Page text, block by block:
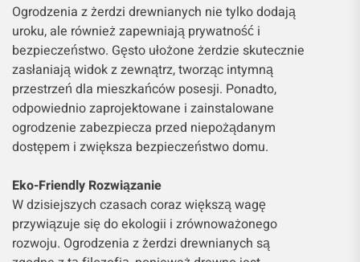
Ogrodzenia z żerdzi drewnianych nie tylko dodają
uroku, ale również zapewniają prywatność i
bezpieczeństwo. Gęsto ułożone żerdzie skutecznie
zasłaniają widok z zewnątrz, tworząc intymną
przestrzeń dla mieszkańców posesji. Ponadto,
odpowiednio zaprojektowane i zainstalowane
ogrodzenie zabezpiecza przed niepożądanym
dostępem i zwiększa bezpieczeństwo domu.
Eko-Friendly Rozwiązanie
W dzisiejszych czasach coraz większą wagę
przywiązuje się do ekologii i zrównoważonego
rozwoju. Ogrodzenia z żerdzi drewnianych są